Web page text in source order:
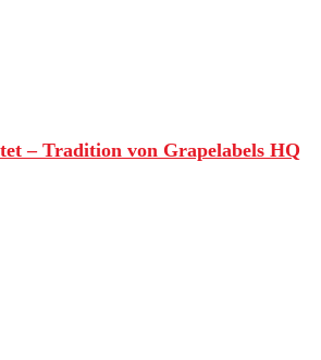
– Tradition von Grapelabels HQ